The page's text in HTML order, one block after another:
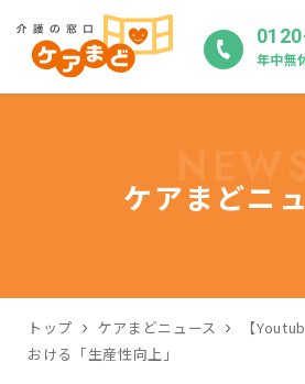
年中無
ケアまどニ
トップ ケアまどニュース
【
おける「生産性向上」